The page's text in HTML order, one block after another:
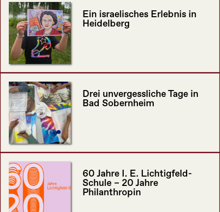
Ein israelisches Erlebnis in
Heidelberg
Drei unvergessliche Tage in
Bad Sobernheim
60 Jahre I. E. Lichtigfeld-
Schule – 20 Jahre
Philanthropin